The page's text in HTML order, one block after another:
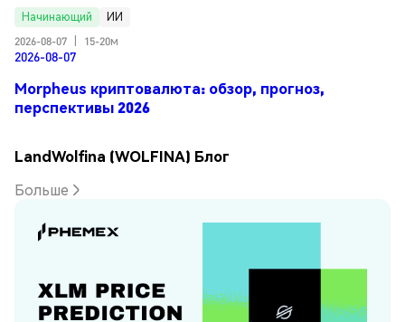
Начинающий
ИИ
2026-08-07
15-20м
2026-08-07
Morpheus криптовалюта: обзор, прогноз,
перспективы 2026
LandWolfina (WOLFINA) Блог
Больше